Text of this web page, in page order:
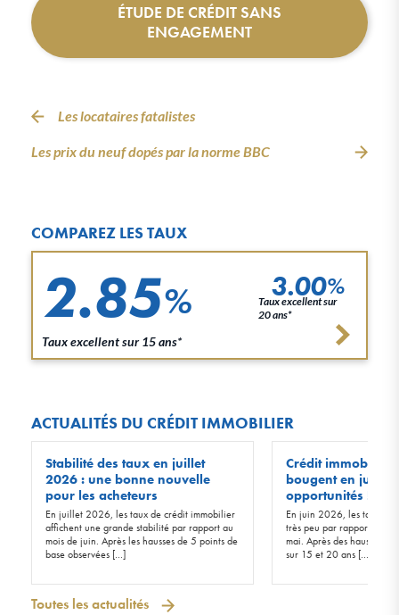
ÉTUDE DE CRÉDIT SANS
ENGAGEMENT
Les locataires fatalistes
Les prix du neuf dopés par la norme BBC
COMPAREZ LES TAUX
2.85%
Taux excellent sur 15 ans*
3.00%
Taux excellent sur
20 ans*
ACTUALITÉS DU CRÉDIT IMMOBILIER
Stabilité des taux en juillet
2026 : une bonne nouvelle
pour les acheteurs
En juillet 2026, les taux de crédit immobilier
affichent une grande stabilité par rapport au
mois de juin. Après les hausses de 5 points de
base observées […]
Crédit immobilier
bougent en juin
opportunités !
En juin 2026, les taux
très peu par rapport à
mai. Après des hausses
sur 15 et 20 ans […]
Toutes les actualités